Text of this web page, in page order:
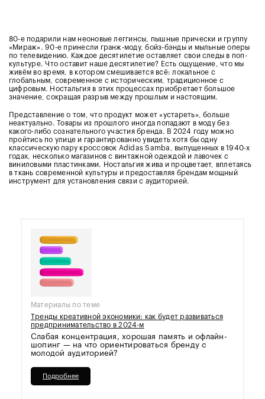
80-е подарили нам неоновые леггинсы, пышные прически и группу
«Мираж». 90-е принесли гранж-моду, бойз-бэнды и мыльные оперы
по телевидению. Каждое десятилетие оставляет свои следы в поп-
культуре. Что оставит наше десятилетие? Есть ощущение, что мы
живём во время, в котором смешивается всё: локальное с
глобальным, современное с историческим, традиционное с
цифровым. Ностальгия в этих процессах приобретает большое
значение, сокращая разрыв между прошлым и настоящим.
Представление о том, что продукт может «устареть», больше
неактуально. Товары из прошлого иногда попадают в моду без
какого-либо сознательного участия бренда. В 2024 году можно
пройтись по улице и гарантированно увидеть хотя бы одну
классическую пару кроссовок Adidas Samba, выпущенных в 1940-х
годах, несколько магазинов с винтажной одеждой и лавочек с
виниловыми пластинками. Ностальгия жива и процветает, вплетаясь
в ткань современной культуры и предоставляя брендам мощный
инструмент для установления связи с аудиторией.
Материалы по теме
Тренды креативной экономики: как будет развиваться
предпринимательство в 2024-м
Слабая концентрация, хорошая память и офлайн-
шопинг — на что ориентироваться бренду с
молодой аудиторией?
Подробнее